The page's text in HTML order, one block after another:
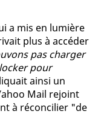
a mis en lumière
plus à accéder
pas charger
pour
ainsi un
Mail rejoint
à réconcilier "de